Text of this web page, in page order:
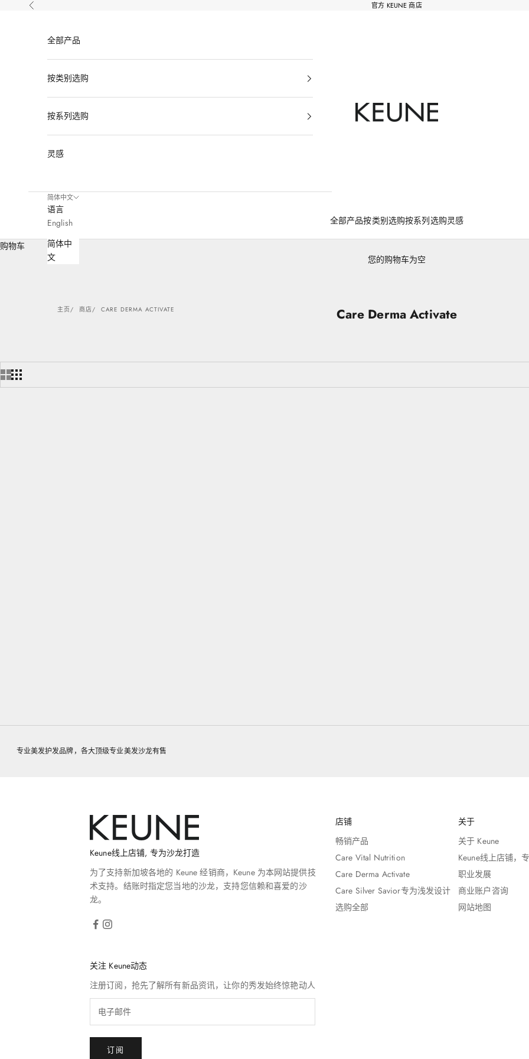
跳转到内容上一个 官方 KEUNE 商店
Keune Salons Online - Keune SG
全部产品按类别选购按系列选购灵感
全部产品
按类别选购
按系列选购
灵感
简体中文
语言
English
简体中
文
购物车
您的购物车为空
主页 商店 CARE DERMA ACTIVATE Care Derma Activate
专业美发护发品牌，各大顶级专业美发沙龙有售
Keune线上店铺, 专为沙龙打造
为了支持新加坡各地的 Keune 经销商，Keune 为本网站提供技
术支持。结账时指定您当地的沙龙，支持您信赖和喜爱的沙
龙。
店铺
畅销产品
Care Vital Nutrition
Care Derma Activate
Care Silver Savior专为浅发设计
选购全部
关于
关于 Keune
Keune线上店铺，
职业发展
商业账户咨询
网站地图
关注 Keune动态
注册订阅，抢先了解所有新品资讯，让你的秀发始终惊艳动人
订阅